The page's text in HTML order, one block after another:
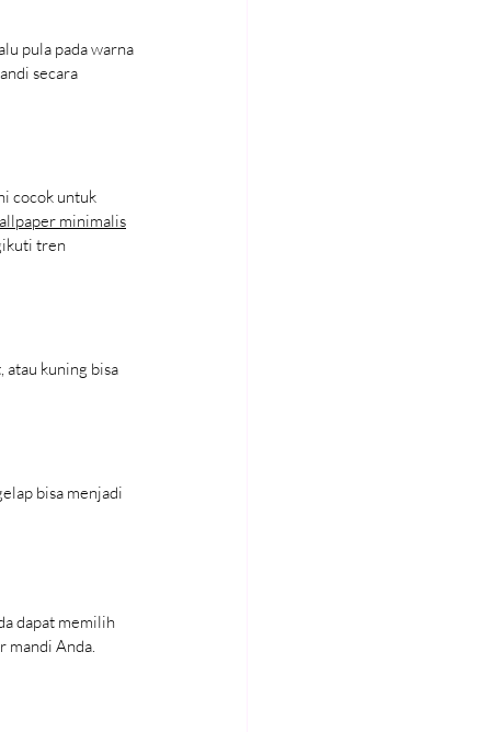
pula pada warna
secara
cocok untuk
minimalis
tren
atau kuning bisa
bisa menjadi
dapat memilih
mandi Anda.